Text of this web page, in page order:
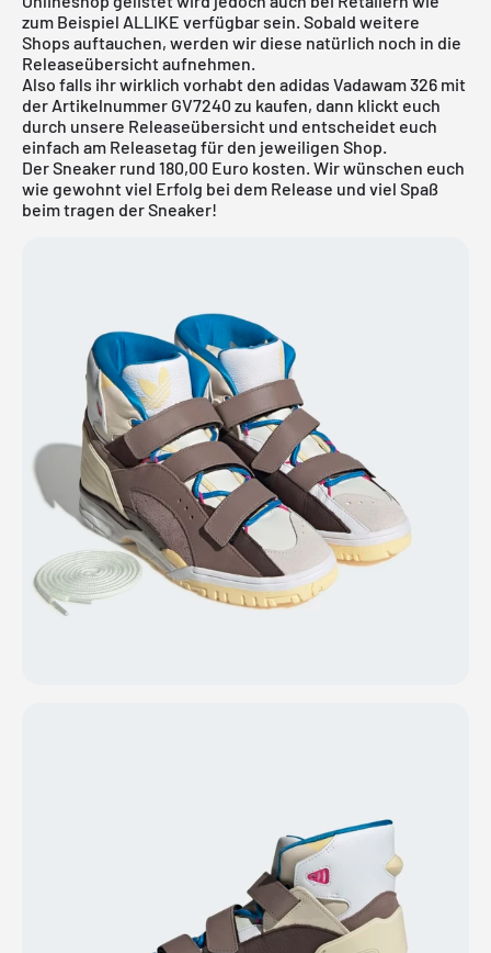
zum Beispiel ALLIKE verfügbar sein. Sobald weitere
Shops auftauchen, werden wir diese natürlich noch in die
Releaseübersichtaufnehmen.
Also falls ihr wirklich vorhabt den adidas Vadawam 326 mit
der Artikelnummer GV7240 zu kaufen, dann klickt euch
durch unsere Releaseübersicht und entscheidet euch
einfach am Releasetag für den jeweiligen Shop.
Der Sneaker rund 180,00 Euro kosten. Wir wünschen euch
wie gewohnt viel Erfolg bei dem Release und viel Spaß
beim tragen der Sneaker!